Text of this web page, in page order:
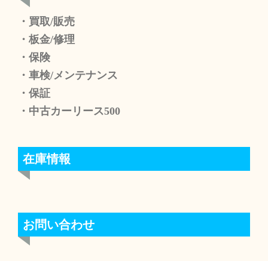
・買取/販売
・板金/修理
・保険
・車検/メンテナンス
・保証
・中古カーリース500
在庫情報
お問い合わせ